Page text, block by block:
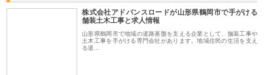
株式会社アドバンスロードが山形県鶴岡市で手がける
舗装土木工事と求人情報
山形県鶴岡市で地域の道路基盤を支える企業として、舗装工事や
土木工事を手がける専門会社があります。地域住民の生活を支え
る道…